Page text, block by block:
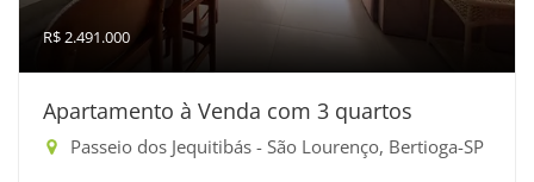
R$ 2.491.000
Apartamento à Venda com 3 quartos
Passeio dos Jequitibás - São Lourenço, Bertioga-SP